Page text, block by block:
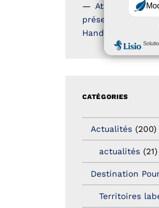
Atout France
présentation label
Handicap
CATÉGORIES
Actualités (200)
actualités (21)
Destination
Territoires